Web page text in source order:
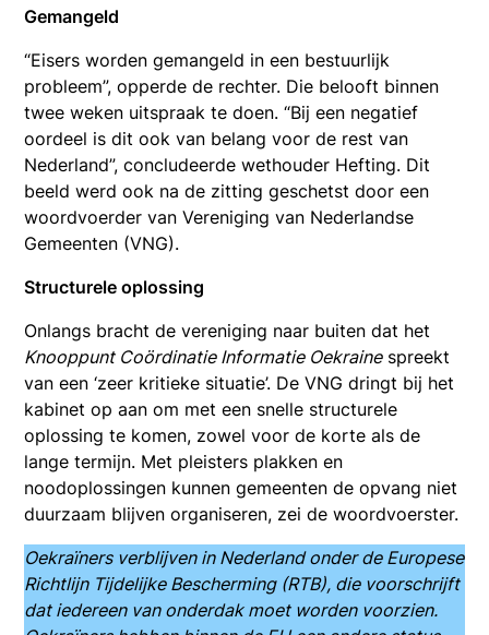
Gemangeld
“Eisers worden gemangeld in een bestuurlijk
probleem”, opperde de rechter. Die belooft binnen
twee weken uitspraak te doen. “Bij een negatief
oordeel is dit ook van belang voor de rest van
Nederland”, concludeerde wethouder Hefting. Dit
beeld werd ook na de zitting geschetst door een
woordvoerder van Vereniging van Nederlandse
Gemeenten (VNG).
Structurele oplossing
Onlangs bracht de vereniging naar buiten dat het
Knooppunt Coördinatie Informatie Oekrainespreekt
van een ‘zeer kritieke situatie’. De VNG dringt bij het
kabinet op aan om met een snelle structurele
oplossing te komen, zowel voor de korte als de
lange termijn. Met pleisters plakken en
noodoplossingen kunnen gemeenten de opvang niet
duurzaam blijven organiseren, zei de woordvoerster.
Oekraïners verblijven in Nederland onder de Europese
Richtlijn Tijdelijke Bescherming (RTB), die voorschrijft
dat iedereen van onderdak moet worden voorzien.